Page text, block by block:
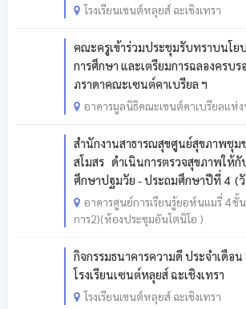
โรงเรียนเซนต์หลุยส์ ฉะเชิงเทรา
คณะครูเข้าร่วมประชุมรับทราบนโ
การศึกษา และเตรียมการฉลองครบ
ภราดาคณะเซนต์คาเบรียล ฯ
อาคารมูลนิธิคณะเซนต์คาเบรียลแห่
สำนักงานสาธารณสุขศูนย์สุขภาพชุ
สโมสร ดำเนินการตรวจสุขภาพให้กั
ศึกษาปฐมวัย - ประถมศึกษาปีที่ 4 (
อาคารศูนย์การเรียนรู้ยอห์นแมรี่ 4 ชั้
การ2)(ห้องประชุมอันโตนิโอ )
กิจกรรมธนาคารความดี ประจำเดือ
โรงเรียนเซนต์หลุยส์ ฉะเชิงเทรา
โรงเรียนเซนต์หลุยส์ ฉะเชิงเทรา